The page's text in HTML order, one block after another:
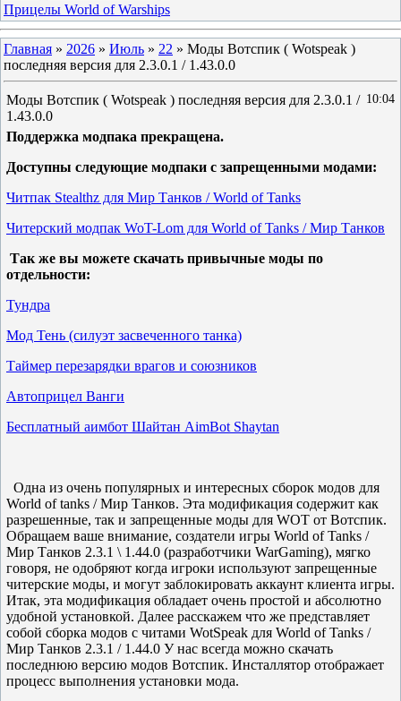
Прицелы World of Warships
Главная » 2026 » Июль » 22 » Моды Вотспик ( Wotspeak )
последняя версия для 2.3.0.1 / 1.43.0.0
10:04
Моды Вотспик ( Wotspeak ) последняя версия для 2.3.0.1 /
1.43.0.0
Поддержка модпака прекращена.
Доступны следующие модпаки с запрещенными модами:
Читпак Stealthz для Мир Танков / World of Tanks
Читерский модпак WoT-Lom для World of Tanks / Мир Танков
Так же вы можете скачать привычные моды по
отдельности:
Тундра
Мод Тень (силуэт засвеченного танка)
Таймер перезарядки врагов и союзников
Автоприцел Ванги
Бесплатный аимбот Шайтан AimBot Shaytan
Одна из очень популярных и интересных сборок модов для
World of tanks / Мир Танков. Эта модификация содержит как
разрешенные, так и запрещенные моды для WOT от Вотспик.
Обращаем ваше внимание, создатели игры World of Tanks /
Мир Танков 2.3.1 \ 1.44.0 (разработчики WarGaming), мягко
говоря, не одобряют когда игроки используют запрещенные
читерские моды, и могут заблокировать аккаунт клиента игры.
Итак, эта модификация обладает очень простой и абсолютно
удобной установкой. Далее расскажем что же представляет
собой сборка модов с читами WotSpeak для World of Tanks /
Мир Танков 2.3.1 / 1.44.0 У нас всегда можно скачать
последнюю версию модов Вотспик. Инсталлятор отображает
процесс выполнения установки мода.